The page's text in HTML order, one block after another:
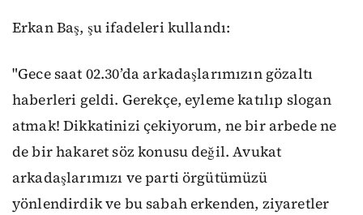
Erkan Baş, şu ifadeleri kullandı:
"Gece saat 02.30’da arkadaşlarımızın gözaltı
haberleri geldi. Gerekçe, eyleme katılıp slogan
atmak! Dikkatinizi çekiyorum, ne bir arbede ne
de bir hakaret söz konusu değil. Avukat
arkadaşlarımızı ve parti örgütümüzü
yönlendirdik ve bu sabah erkenden, ziyaretler